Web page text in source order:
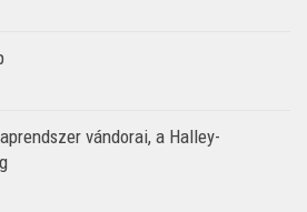
vándorai, a Halley-